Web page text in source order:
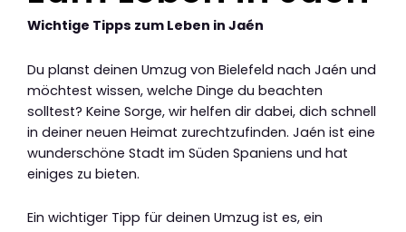
Wichtige Tipps zum Leben in Jaén
Du planst deinen Umzug von Bielefeld nach Jaén und
möchtest wissen, welche Dinge du beachten
solltest? Keine Sorge, wir helfen dir dabei, dich schnell
in deiner neuen Heimat zurechtzufinden. Jaén ist eine
wunderschöne Stadt im Süden Spaniens und hat
einiges zu bieten.
Ein wichtiger Tipp für deinen Umzug ist es, ein